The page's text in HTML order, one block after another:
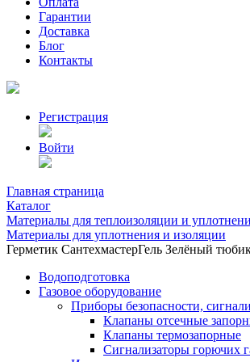
Гарантии
Доставка
Блог
Контакты
Регистрация
Войти
Главная страница
Каталог
Материалы для теплоизоляции и
Материалы для уплотнения и изоляции
Герметик СантехмастерГель Зелёный
Водоподготовка
Газовое оборудование
Приборы безопасности,
Клапаны отсечные
Клапаны термозапорные
Сигнализаторы горючих